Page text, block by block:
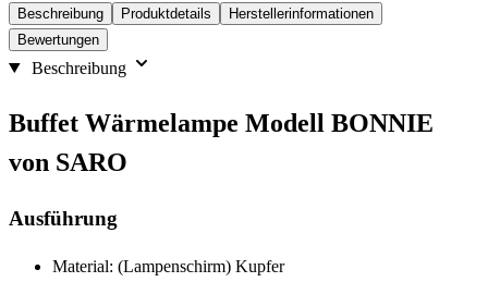
Beschreibung Produktdetails
Herstellerinformationen
Bewertungen
Beschreibung
Buffet Wärmelampe Modell BONNIE
von SARO
Ausführung
Material: (Lampenschirm) Kupfer